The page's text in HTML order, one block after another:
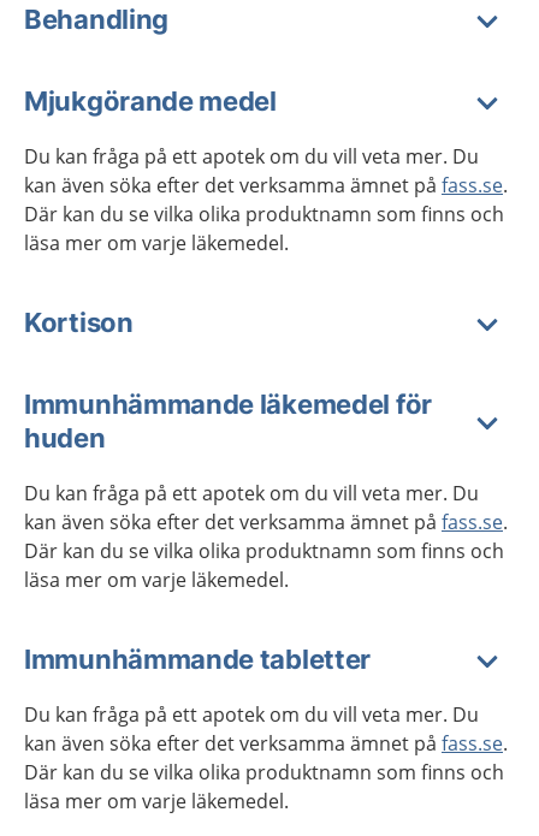
Behandling
Mjukgörande medel
Du kan fråga på ett apotek om du vill veta mer. Du
kan även söka efter det verksamma ämnet på fass.se.
Där kan du se vilka olika produktnamn som finns och
läsa mer om varje läkemedel.
Kortison
Immunhämmande läkemedel för
huden
Du kan fråga på ett apotek om du vill veta mer. Du
kan även söka efter det verksamma ämnet på fass.se.
Där kan du se vilka olika produktnamn som finns och
läsa mer om varje läkemedel.
Immunhämmande tabletter
Du kan fråga på ett apotek om du vill veta mer. Du
kan även söka efter det verksamma ämnet på fass.se.
Där kan du se vilka olika produktnamn som finns och
läsa mer om varje läkemedel.